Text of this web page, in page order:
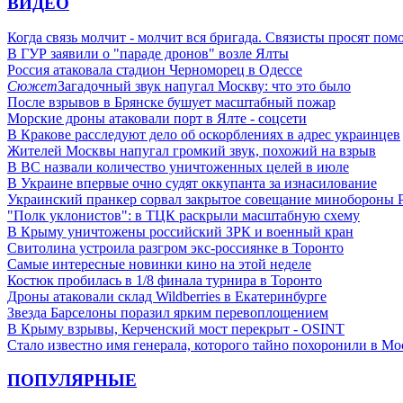
Когда связь молчит - молчит вся бригада. Связисты просят
В ГУР заявили о "параде дронов" возле Ялты
Россия атаковала стадион Черноморец в Одессе
СюжетЗагадочный звук напугал Москву: что это было
После взрывов в Брянске бушует масштабный пожар
Морские дроны атаковали порт в Ялте - соцсети
В Кракове расследуют дело об оскорблениях в адрес украинцев
Жителей Москвы напугал громкий звук, похожий на взрыв
В ВС назвали количество уничтоженных целей в июле
В Украине впервые очно судят оккупанта за изнасилование
Украинский пранкер сорвал закрытое совещание минобороны
"Полк уклонистов": в ТЦК раскрыли масштабную схему
В Крыму уничтожены российский ЗРК и военный кран
Свитолина устроила разгром экс-россиянке в Торонто
Самые интересные новинки кино на этой неделе
Костюк пробилась в 1/8 финала турнира в Торонто
Дроны атаковали склад Wildberries в Екатеринбурге
Звезда Барселоны поразил ярким перевоплощением
В Крыму взрывы, Керченский мост перекрыт - OSINT
Стало известно имя генерала, которого тайно похоронили в
ПОПУЛЯРНЫЕ